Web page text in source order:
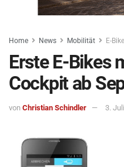
Home News Mobilität E-Bike
Erste E-Bikes
Cockpit ab
von Christian Schindler 3.